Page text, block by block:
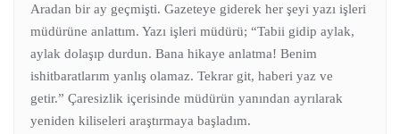
Aradan bir ay geçmişti. Gazeteye giderek her şeyi yazı işleri
müdürüne anlattım. Yazı işleri müdürü; “Tabii gidip aylak,
aylak dolaşıp durdun. Bana hikaye anlatma! Benim
ishitbaratlarım yanlış olamaz. Tekrar git, haberi yaz ve
getir.” Çaresizlik içerisinde müdürün yanından ayrılarak
yeniden kiliseleri araştırmaya başladım.